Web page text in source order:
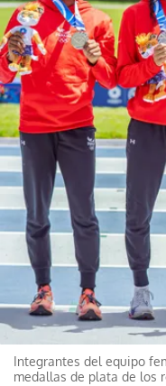
Integrantes del equipo
medallas de plata de los